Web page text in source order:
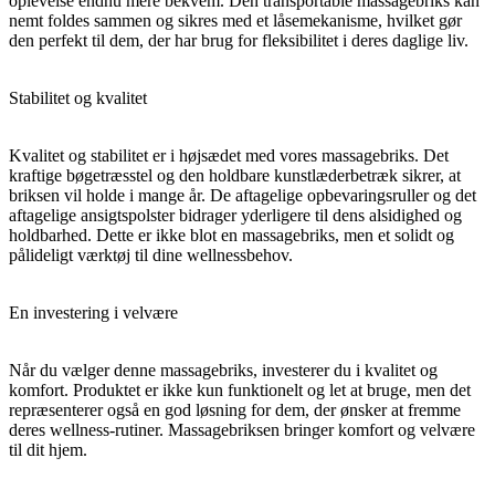
nemt foldes sammen og sikres med et låsemekanisme, hvilket gør
den perfekt til dem, der har brug for fleksibilitet i deres daglige liv.
Stabilitet og kvalitet
Kvalitet og stabilitet er i højsædet med vores massagebriks. Det
kraftige bøgetræsstel og den holdbare kunstlæderbetræk sikrer, at
briksen vil holde i mange år. De aftagelige opbevaringsruller og det
aftagelige ansigtspolster bidrager yderligere til dens alsidighed og
holdbarhed. Dette er ikke blot en massagebriks, men et solidt og
pålideligt værktøj til dine wellnessbehov.
En investering i velvære
Når du vælger denne massagebriks, investerer du i kvalitet og
komfort. Produktet er ikke kun funktionelt og let at bruge, men det
repræsenterer også en god løsning for dem, der ønsker at fremme
deres wellness-rutiner. Massagebriksen bringer komfort og velvære
til dit hjem.